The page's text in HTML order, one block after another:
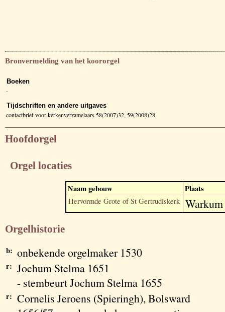
Bronvermelding van het koororgel
Boeken
-
Tijdschriften en andere uitgaves
contactbrief voor kerkenverzamelaars 58(2007)32, 59(2008)28
Hoofdorgel
Orgel locaties
Naam gebouw Plaats
Hervormde Grote of St Gertrudiskerk Warkum
Orgelhistorie
b: onbekende orgelmaker 1530
r: Jochum Stelma 1651
- stembeurt Jochum Stelma 1655
r: Cornelis Jeroens (Spieringh), Bolsward